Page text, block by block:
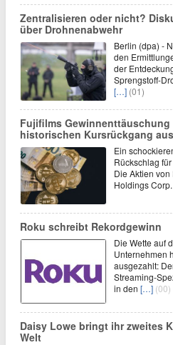
Zentralisieren oder nicht?
über Drohnenabwehr
Berlin (dpa) -
den
der
Sprengstoff-
[…] (01)
Fujifilms
historischen Kursrückgang aus
Ein
Rückschlag
Die Aktien von
Holdings Corp.
Roku schreibt Rekordgewinn
Die Wette auf
Unternehmen
ausgezahlt:
Streaming-
in den […] (00)
Daisy Lowe bringt ihr zweites
Welt